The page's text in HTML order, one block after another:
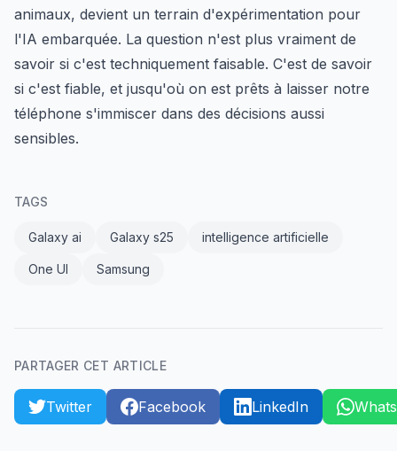
animaux, devient un terrain d'expérimentation pour
l'IA embarquée. La question n'est plus vraiment de
savoir si c'est techniquement faisable. C'est de savoir
si c'est fiable, et jusqu'où on est prêts à laisser notre
téléphone s'immiscer dans des décisions aussi
sensibles.
TAGS
Galaxy ai Galaxy s25 intelligence artificielle
One UI Samsung
PARTAGER CET ARTICLE
Twitter Facebook LinkedIn